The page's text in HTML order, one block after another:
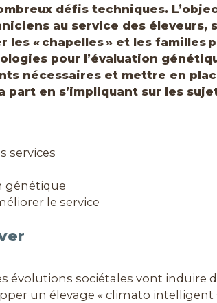
défis techniques.
au service des éleveurs,
les « chapelles » et les
pour l’évaluation
nécessaires et mettre en
en s’impliquant sur les
services
génétique
le service
évolutions sociétales vont induire
un élevage « climato